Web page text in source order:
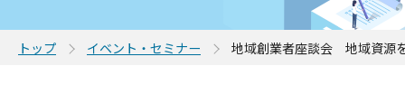
トップ イベント・セミナー 地域創業者座談会 地域資源